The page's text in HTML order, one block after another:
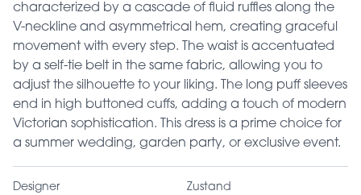
characterized by a cascade of fluid ruffles along the
V-neckline and asymmetrical hem, creating graceful
movement with every step. The waist is accentuated
by a self-tie belt in the same fabric, allowing you to
adjust the silhouette to your liking. The long puff sleeves
end in high buttoned cuffs, adding a touch of modern
Victorian sophistication. This dress is a prime choice for
a summer wedding, garden party, or exclusive event.
Designer
Zustand